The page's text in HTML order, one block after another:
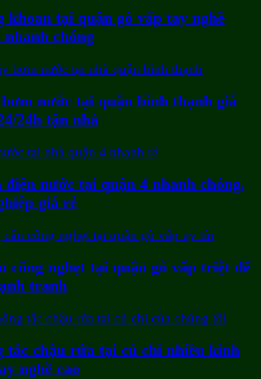
khoan tại quận gò vấp tay nghề
nhanh chóng
nước tại quận bình thạnh giá
24h tận nhà
điện nước tại quận 4 nhanh chóng,
giá rẻ
cống nghẹt tại quận gò vấp triệt để
tranh
tắc chậu rửa tại củ chi nhiều kinh
nghề cao